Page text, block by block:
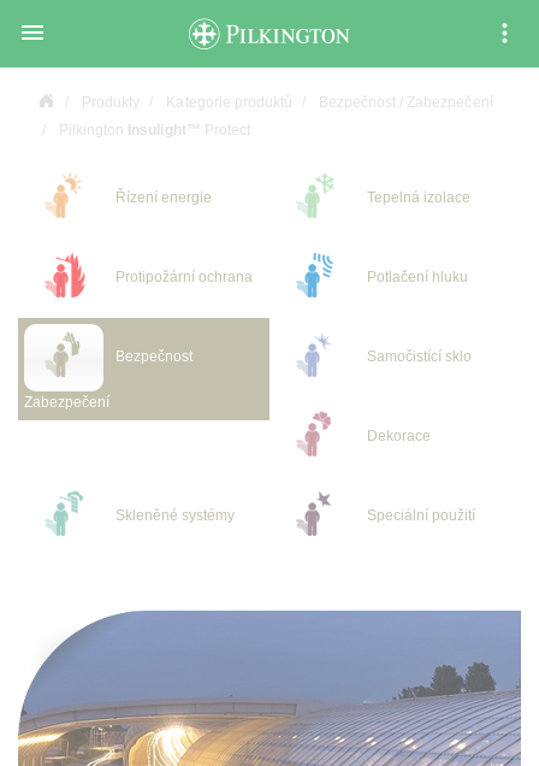

Produkty Kategorie produktů
Bezpečnost / Zabezpečení
Pilkington Insulight™ Protect
Řízení energie Tepelná izolace
Protipožární ochrana Potlačení hluku
Bezpečnost
Zabezpečení
Samočistící sklo
Dekorace
Skleněné systémy Speciální použití